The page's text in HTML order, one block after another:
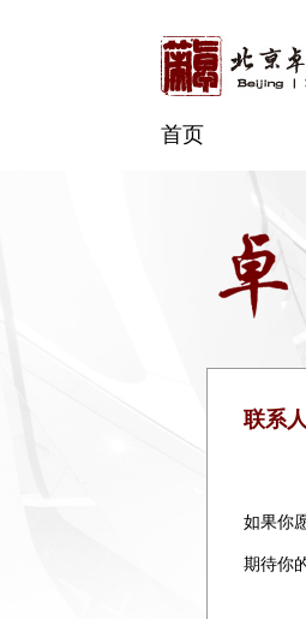
首页
联系
如果你
期待你